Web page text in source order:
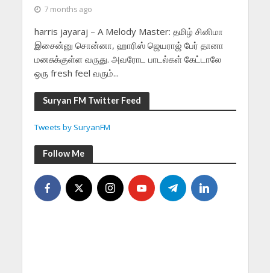
7 months ago
harris jayaraj – A Melody Master: தமிழ் சினிமா
இசைன்னு சொன்னா, ஹாரிஸ் ஜெயராஜ் பேர் தானா
மனசுக்குள்ள வருது. அவரோட பாடல்கள் கேட்டாலே
ஒரு fresh feel வரும்...
Suryan FM Twitter Feed
Tweets by SuryanFM
Follow Me